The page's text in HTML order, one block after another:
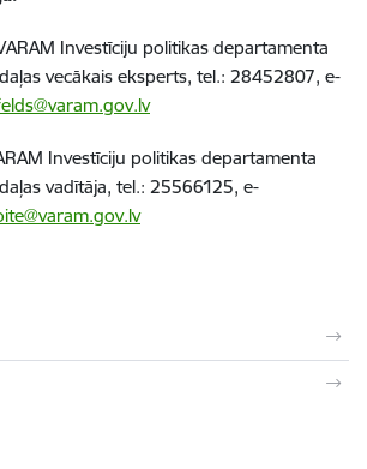
Investīciju politikas departamenta
vecākais eksperts, tel.: 28452807, e-
Investīciju politikas departamenta
vadītāja, tel.: 25566125, e-